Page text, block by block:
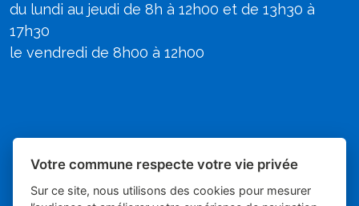
du lundi au jeudi de 8h à 12h00 et de 13h30 à
17h30
le vendredi de 8h00 à 12h00
Votre commune respecte votre vie privée
Sur ce site, nous utilisons des cookies pour mesurer